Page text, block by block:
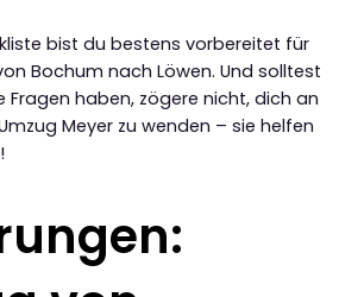
bist du bestens vorbereitet für
Bochum nach Löwen. Und solltest
Fragen haben, zögere nicht, dich an
Meyer zu wenden – sie helfen